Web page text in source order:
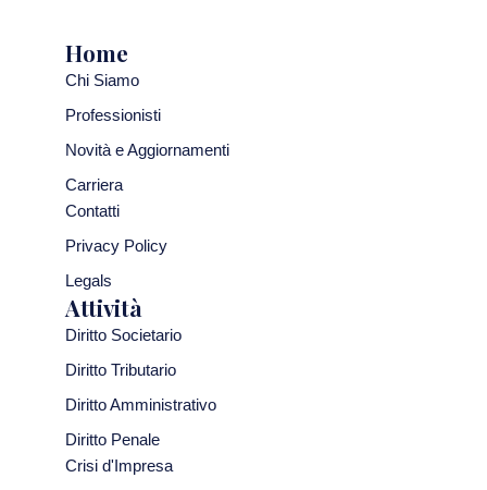
Home
Chi Siamo
Professionisti
Novità e Aggiornamenti
Carriera
Contatti
Privacy Policy
Legals
Attività
Diritto Societario
Diritto Tributario
Diritto Amministrativo
Diritto Penale
Crisi d'Impresa